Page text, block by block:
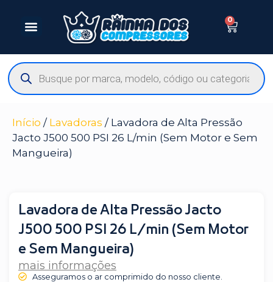
0
Início / Lavadoras / Lavadora de Alta Pressão
Jacto J500 500 PSI 26 L/min (Sem Motor e Sem
Mangueira)
Lavadora de Alta Pressão Jacto
J500 500 PSI 26 L/min (Sem Motor
e Sem Mangueira)
mais informações
Asseguramos o ar comprimido do nosso cliente.